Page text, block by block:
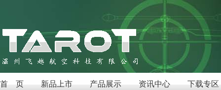
首 页 新品上市 产品展示 资讯中心 下载专区